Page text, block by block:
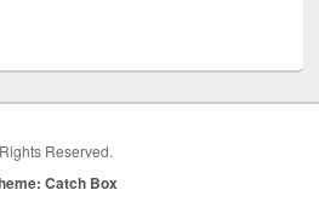
Reserved.
Catch Box